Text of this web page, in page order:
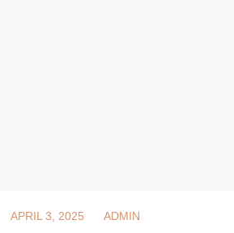
MARCH 13, 2025
APRIL 3, 2025 ADMIN